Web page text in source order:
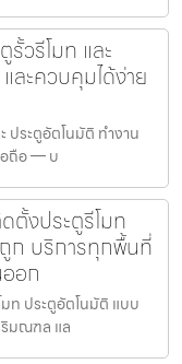
วรีโมท และ
ละควบคุมได้ง่าย
ประตูอัตโนมัติ ทำงาน
อถือ — บ
ตั้งประตูรีโมท
ก บริการทุกพื้นที่
อก
ท ประตูอัตโนมัติ แบบ
มณฑล แล